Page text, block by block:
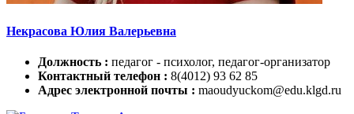
Некрасова Юлия Валерьевна
Должность : педагог - психолог, педагог-организатор
Контактный телефон : 8(4012) 93 62 85
Адрес электронной почты : maoudyuckom@edu.klgd.ru